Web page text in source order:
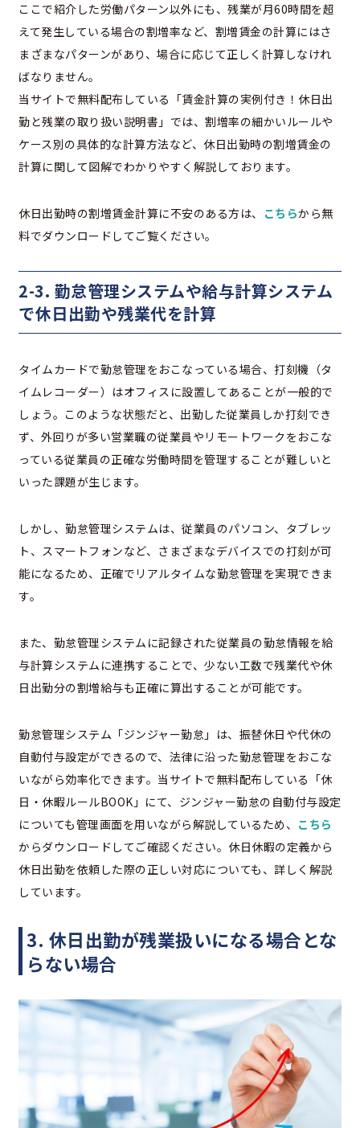
ここで紹介した労働パターン以外にも、残業が月60時間を超
えて発生している場合の割増率など、割増賃金の計算にはさ
まざまなパターンがあり、場合に応じて正しく計算しなけれ
ばなりません。
当サイトで無料配布している「賃金計算の実例付き！休日出
勤と残業の取り扱い説明書」では、割増率の細かいルールや
ケース別の具体的な計算方法など、休日出勤時の割増賃金の
計算に関して図解でわかりやすく解説しております。
休日出勤時の割増賃金計算に不安のある方は、 こちらから無
料でダウンロードしてご覧ください。
2-3. 勤怠管理システムや給与計算システム
で休日出勤や残業代を計算
タイムカードで勤怠管理をおこなっている場合、打刻機（タ
イムレコーダー）はオフィスに設置してあることが一般的で
しょう。このような状態だと、出勤した従業員しか打刻でき
ず、外回りが多い営業職の従業員やリモートワークをおこな
っている従業員の正確な労働時間を管理することが難しいと
いった課題が生じます。
しかし、勤怠管理システムは、従業員のパソコン、タブレッ
ト、スマートフォンなど、さまざまなデバイスでの打刻が可
能になるため、正確でリアルタイムな勤怠管理を実現できま
す。
また、勤怠管理システムに記録された従業員の勤怠情報を給
与計算システムに連携することで、少ない工数で残業代や休
日出勤分の割増給与も正確に算出することが可能です。
勤怠管理システム「ジンジャー勤怠」は、振替休日や代休の
自動付与設定ができるので、法律に沿った勤怠管理をおこな
いながら効率化できます。当サイトで無料配布している「休
日・休暇ルールBOOK」にて、ジンジャー勤怠の自動付与設定
についても管理画面を用いながら解説しているため、 こちら
からダウンロードしてご確認ください。休日休暇の定義から
休日出勤を依頼した際の正しい対応についても、詳しく解説
しています。
3. 休日出勤が残業扱いになる場合とな
らない場合